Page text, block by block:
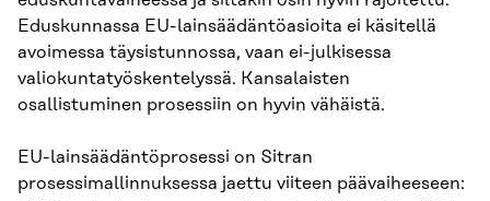
Eduskunnassa EU-lainsäädäntöasioita ei käsitellä
avoimessa täysistunnossa, vaan ei-julkisessa
valiokuntatyöskentelyssä. Kansalaisten
osallistuminen prosessiin on hyvin vähäistä.
EU-lainsäädäntöprosessi on Sitran
prosessimallinnuksessa jaettu viiteen päävaiheeseen: